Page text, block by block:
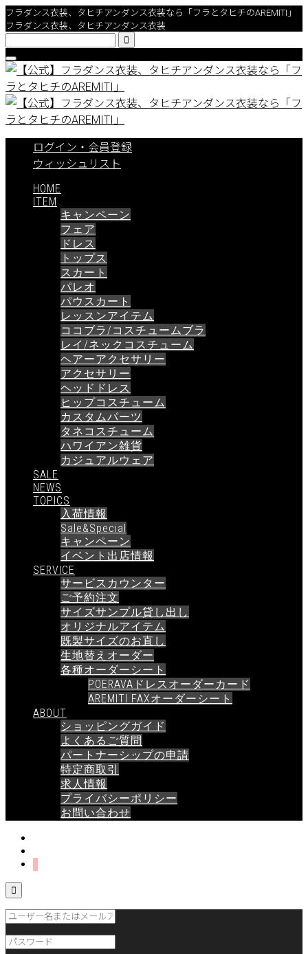
フラダンス衣装、タヒチアンダンス衣装なら「フラとタヒチのAREMITI」
フラダンス衣装、タヒチアンダンス衣装

ログイン・会員登録
ウィッシュリスト
HOME
ITEM
キャンペーン
フェア
ドレス
トップス
スカート
パレオ
パウスカート
レッスンアイテム
ココブラ/コスチュームブラ
レイ/ネックコスチューム
ヘアーアクセサリー
アクセサリー
ヘッドドレス
ヒップコスチューム
カスタムパーツ
タネコスチューム
ハワイアン雑貨
カジュアルウェア
SALE
NEWS
TOPICS
入荷情報
Sale&Special
キャンペーン
イベント出店情報
SERVICE
サービスカウンター
ご予約注文
サイズサンプル貸し出し
オリジナルアイテム
既製サイズのお直し
生地替えオーダー
各種オーダーシート
POERAVAドレスオーダーカード
AREMITI FAXオーダーシート
ABOUT
ショッピングガイド
よくあるご質問
パートナーシップの申請
特定商取引
求人情報
プライバシーポリシー
お問い合わせ
